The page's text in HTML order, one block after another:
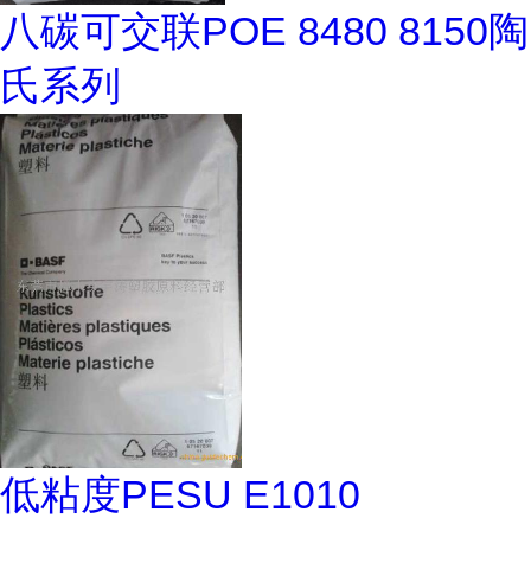
八碳可交联POE 8480 8150陶
氏系列
低粘度PESU E1010